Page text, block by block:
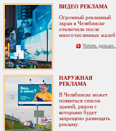
ВИДЕО РЕКЛАМА
Огромный рекламный
экран в Челябинске
отключили после
многочисленных жалоб
Читать дальше...
НАРУЖНАЯ
РЕКЛАМА
В Челябинске может
появиться список
зданий, рядом с
которыми будет
запрещено размещать
рекламу